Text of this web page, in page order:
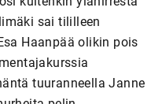
sai tililleen
Haanpää olikin pois
tuuranneella Janne